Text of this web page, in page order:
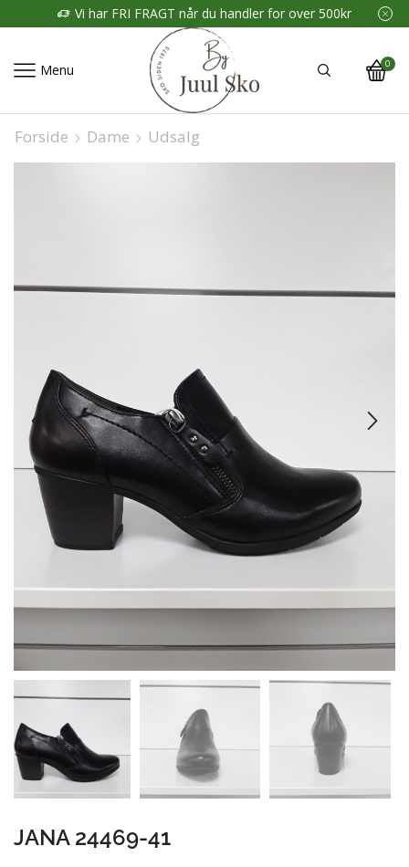
Vi har FRI FRAGT når du handler for over 500kr
Menu 0
Forside Dame Udsalg
JANA 24469-41